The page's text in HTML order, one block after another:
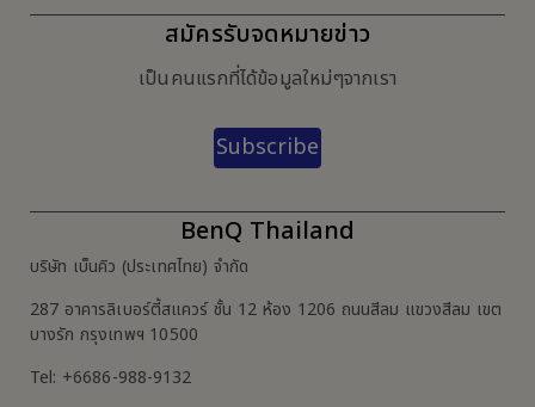
สมัครรับจดหมายข่าว
เป็นคนแรกที่ได้ข้อมูลใหม่ๆจากเรา
Subscribe
BenQ Thailand
บริษัท เบ็นคิว (ประเทศไทย) จำกัด
287 อาคารลิเบอร์ตี้สแควร์ ชั้น 12 ห้อง 1206 ถนนสีลม แขวงสีลม เขต
บางรัก กรุงเทพฯ 10500
Tel: +6686-988-9132